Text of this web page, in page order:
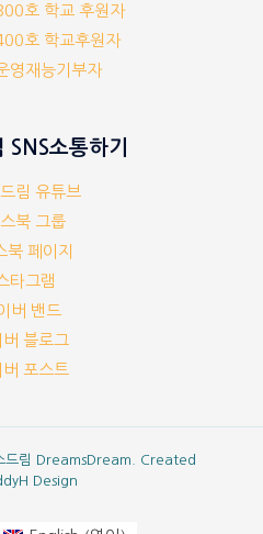
호 학교 후원자
호 학교후원자
영재능기부자
SNS소통하기
림 유튜브
북 그룹
북 페이지
타그램
버 밴드
버 블로그
버 포스트
림 DreamsDream. Created
Design